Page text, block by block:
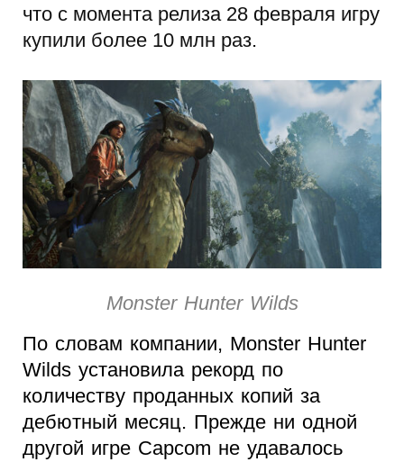
что с момента релиза 28 февраля игру
купили более 10 млн раз.
Monster Hunter Wilds
По словам компании, Monster Hunter
Wilds установила рекорд по
количеству проданных копий за
дебютный месяц. Прежде ни одной
другой игре Capcom не удавалось